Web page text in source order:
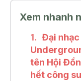
Xem nhanh
Đại nhạc
tên Hội
hết công